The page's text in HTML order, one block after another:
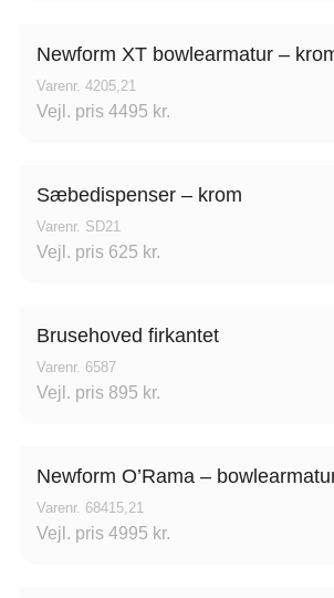
Newform XT bowlearmatur –
Varenr. 4205,21
Vejl. pris 4495 kr.
Sæbedispenser – krom
Varenr. SD21
Vejl. pris 625 kr.
Brusehoved firkantet
Varenr. 6587
Vejl. pris 895 kr.
Newform O’Rama –
Varenr. 68415,21
Vejl. pris 4995 kr.
Køkkenet –
Danmark